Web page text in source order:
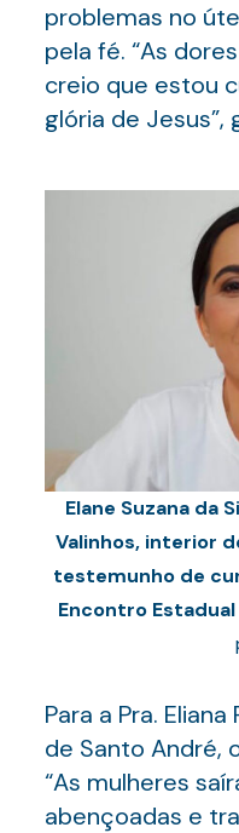
problemas no
pela fé. “As
creio que estou
glória de Jesus”,
Elane Suzana da
Valinhos, interior
testemunho de
Encontro Estadual
Para a Pra.
de Santo André,
“As mulheres
abençoadas e